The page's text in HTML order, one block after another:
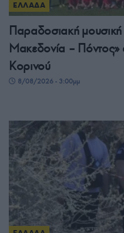
ΕΛΛΑΔΑ
Παραδοσιακή
Μακεδονία –
Κορινού
8/08/2026 - 3:00μμ